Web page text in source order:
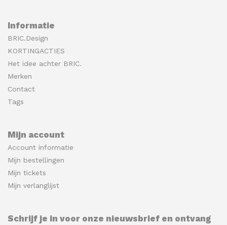
Informatie
BRIC.Design
KORTINGACTIES
Het idee achter BRIC.
Merken
Contact
Tags
Mijn account
Account informatie
Mijn bestellingen
Mijn tickets
Mijn verlanglijst
Schrijf je in voor onze nieuwsbrief en ontvang